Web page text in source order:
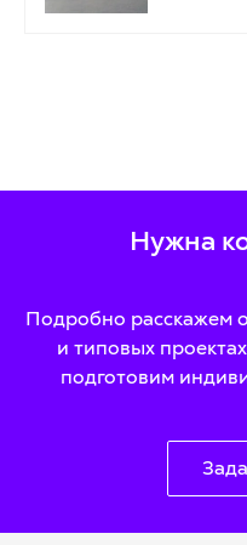
Нужна
Подробно расскажем
и типовых
подготовим